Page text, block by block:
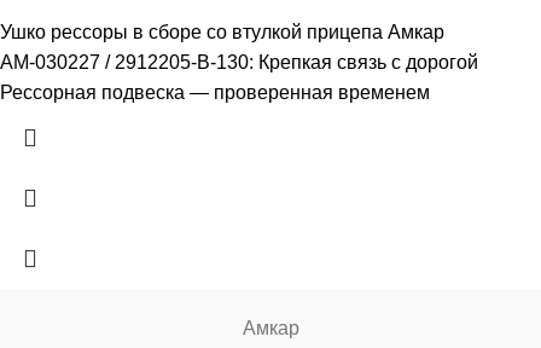
Ушко рессоры в сборе со втулкой прицепа Амкар
АМ-030227 / 2912205-В-130: Крепкая связь с дорогой
Рессорная подвеска — проверенная временем
Амкар